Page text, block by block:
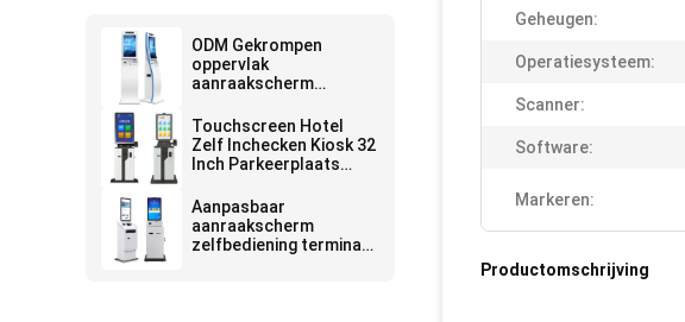
ODM Gekrompen
oppervlak
aanraakscherm
23.6 inch Met QR-code
scanner
Touchscreen Hotel
Zelf Inchecken Kiosk 32
Inch Parkeerplaats
Zelfbediening Kiosk
Aanpasbaar
aanraakscherm
zelfbediening terminal
Geheugen:
Operatiesysteem:
Scanner:
Software:
Markeren:
Productomschrijving